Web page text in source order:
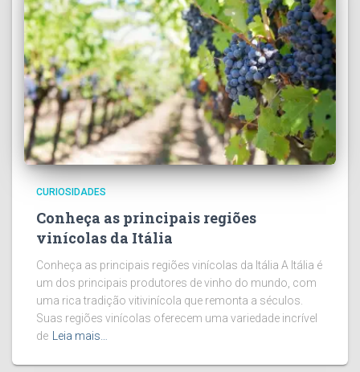
CURIOSIDADES
Conheça as principais regiões
vinícolas da Itália
Conheça as principais regiões vinícolas da Itália A Itália é
um dos principais produtores de vinho do mundo, com
uma rica tradição vitivinícola que remonta a séculos.
Suas regiões vinícolas oferecem uma variedade incrível
de
Leia mais…